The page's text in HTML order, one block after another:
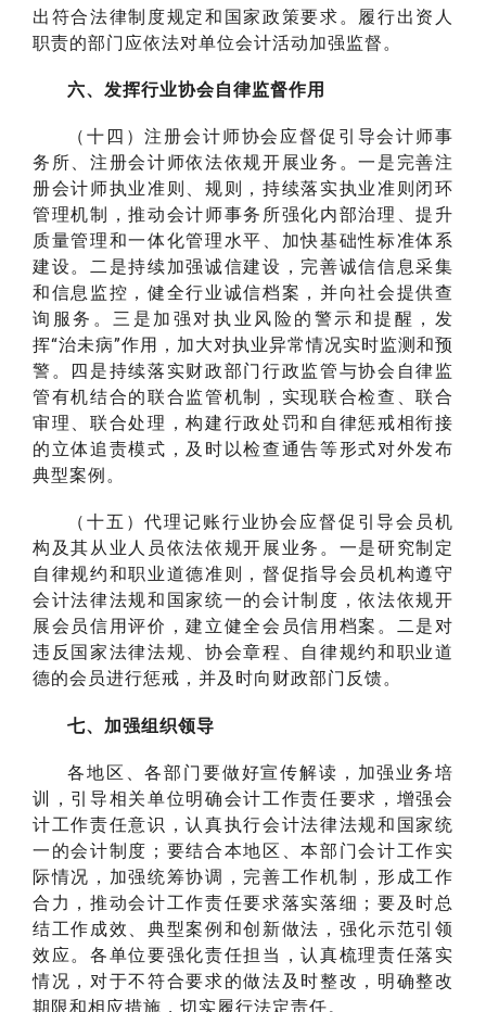
出符合法律制度规定和国家政策要求。履行出资人
职责的部门应依法对单位会计活动加强监督。
六、发挥行业协会自律监督作用
（十四）注册会计师协会应督促引导会计师事
务所、注册会计师依法依规开展业务。一是完善注
册会计师执业准则、规则，持续落实执业准则闭环
管理机制，推动会计师事务所强化内部治理、提升
质量管理和一体化管理水平、加快基础性标准体系
建设。二是持续加强诚信建设，完善诚信信息采集
和信息监控，健全行业诚信档案，并向社会提供查
询服务。三是加强对执业风险的警示和提醒，发
挥“治未病”作用，加大对执业异常情况实时监测和预
警。四是持续落实财政部门行政监管与协会自律监
管有机结合的联合监管机制，实现联合检查、联合
审理、联合处理，构建行政处罚和自律惩戒相衔接
的立体追责模式，及时以检查通告等形式对外发布
典型案例。
（十五）代理记账行业协会应督促引导会员机
构及其从业人员依法依规开展业务。一是研究制定
自律规约和职业道德准则，督促指导会员机构遵守
会计法律法规和国家统一的会计制度，依法依规开
展会员信用评价，建立健全会员信用档案。二是对
违反国家法律法规、协会章程、自律规约和职业道
德的会员进行惩戒，并及时向财政部门反馈。
七、加强组织领导
各地区、各部门要做好宣传解读，加强业务培
训，引导相关单位明确会计工作责任要求，增强会
计工作责任意识，认真执行会计法律法规和国家统
一的会计制度；要结合本地区、本部门会计工作实
际情况，加强统筹协调，完善工作机制，形成工作
合力，推动会计工作责任要求落实落细；要及时总
结工作成效、典型案例和创新做法，强化示范引领
效应。各单位要强化责任担当，认真梳理责任落实
情况，对于不符合要求的做法及时整改，明确整改
期限和相应措施，切实履行法定责任。